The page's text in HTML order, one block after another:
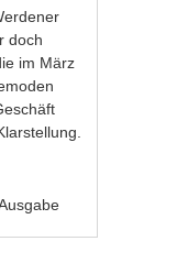
doch
im März